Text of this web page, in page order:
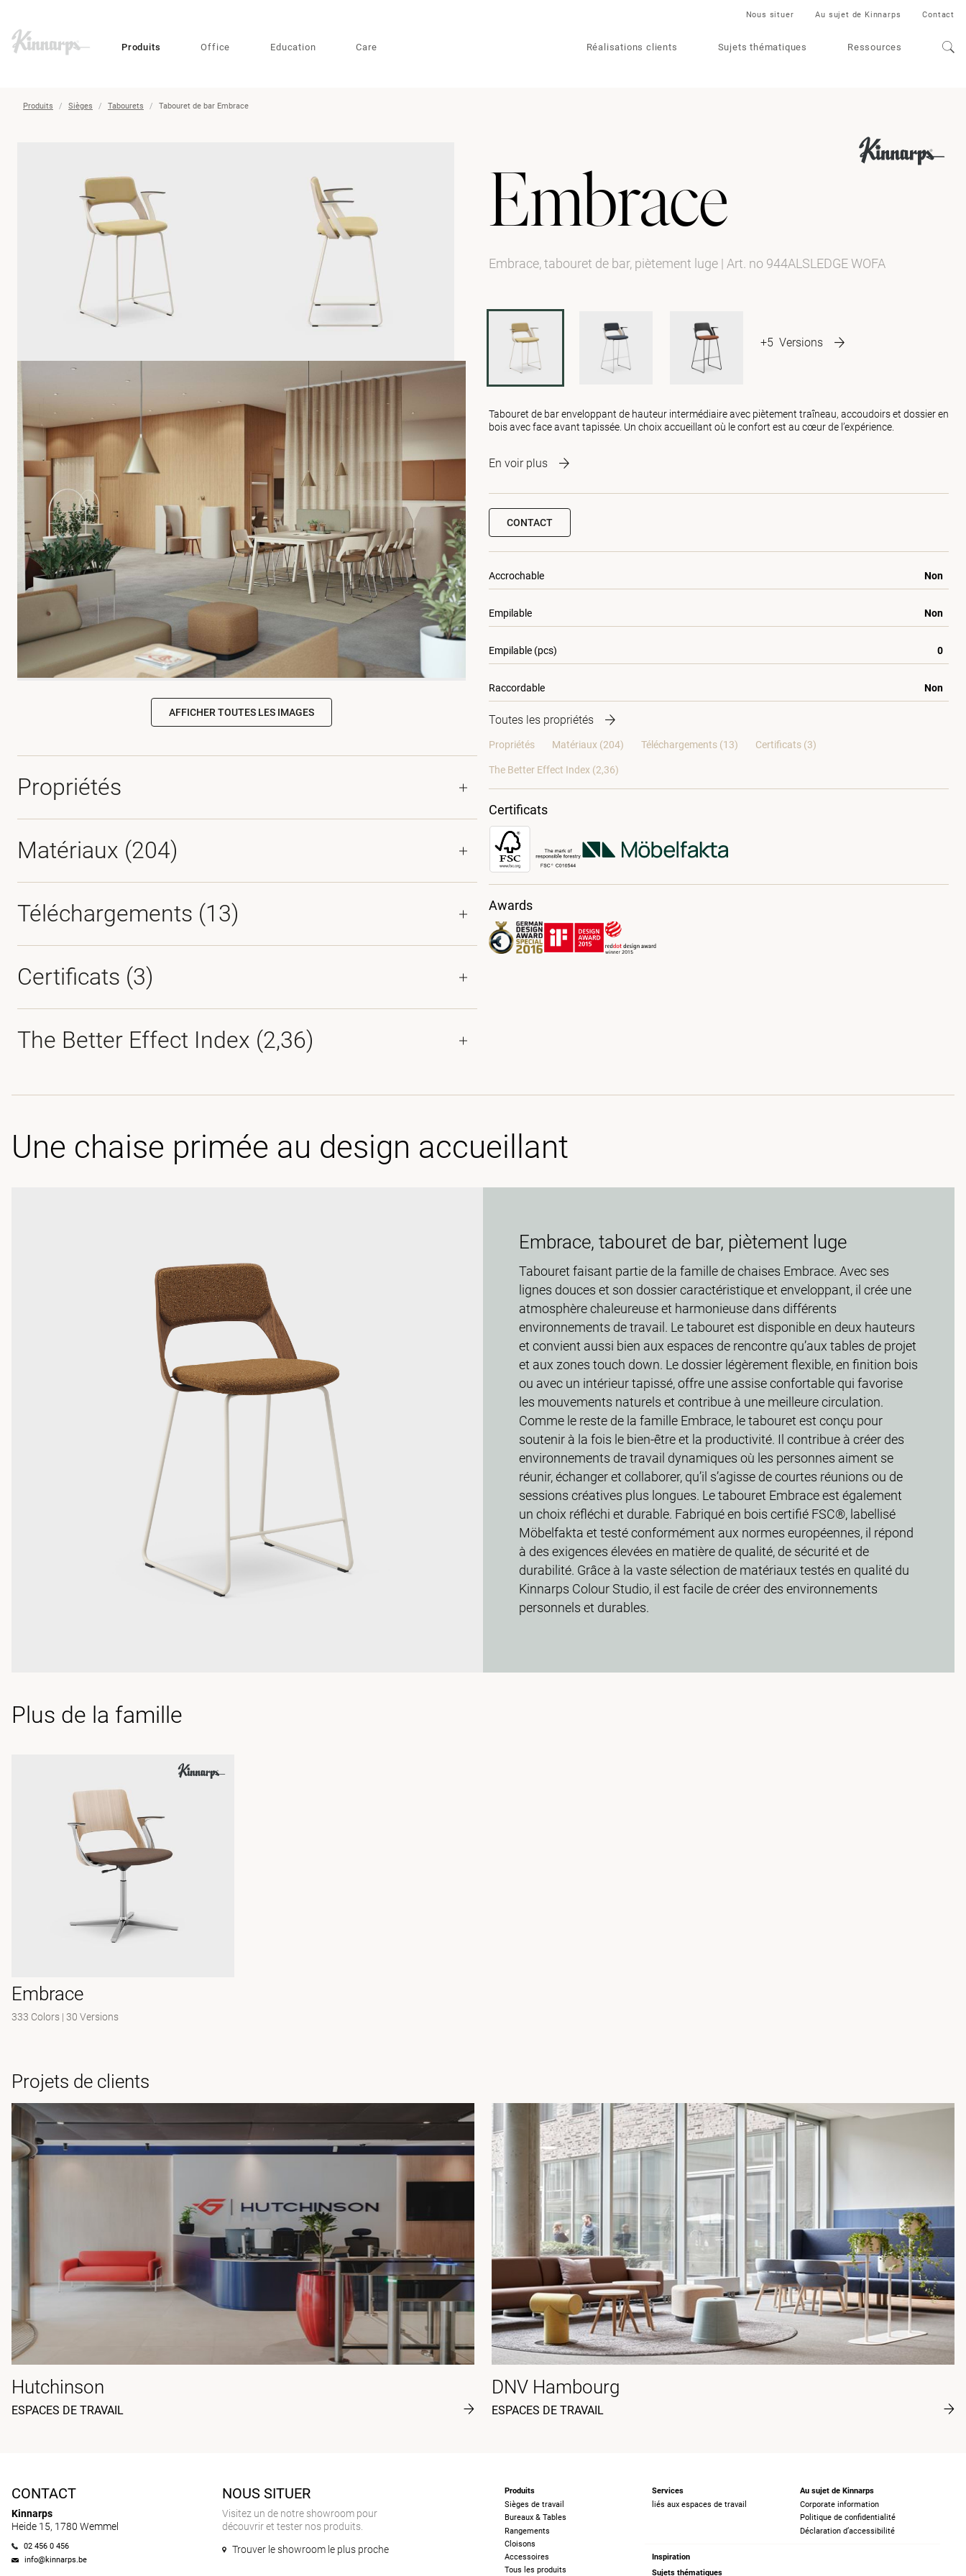
??
Produits Office Education Care Réalisations clients Sujets thématiques Ressources
Nous situer Au sujet de Kinnarps Contact
Produits Sièges Tabourets Tabouret de bar Embrace
Embrace
+5 Versions
Embrace, tabouret de bar, piètement luge | Art. no 944ALSLEDGE WOFA
Tabouret de bar enveloppant de hauteur intermédiaire avec piètement traîneau, accoudoirs et dossier en
bois avec face avant tapissée. Un choix accueillant où le confort est au cœur de l’expérience.
En voir plus
CONTACT
Accrochable Non
Empilable Non
Empilable (pcs) 0
Raccordable Non
Toutes les propriétés
Propriétés Matériaux (204) Téléchargements (13) Certificats (3)
The Better Effect Index (2,36)
Certificats
Awards
AFFICHER TOUTES LES IMAGES
Propriétés
Matériaux (204)
Téléchargements (13)
Certificats (3)
The Better Effect Index (2,36)
Une chaise primée au design accueillant
Embrace, tabouret de bar, piètement luge
Tabouret faisant partie de la famille de chaises Embrace. Avec ses
lignes douces et son dossier caractéristique et enveloppant, il crée une
atmosphère chaleureuse et harmonieuse dans différents
environnements de travail. Le tabouret est disponible en deux hauteurs
et convient aussi bien aux espaces de rencontre qu’aux tables de projet
et aux zones touch down. Le dossier légèrement flexible, en finition bois
ou avec un intérieur tapissé, offre une assise confortable qui favorise
les mouvements naturels et contribue à une meilleure circulation.
Comme le reste de la famille Embrace, le tabouret est conçu pour
soutenir à la fois le bien-être et la productivité. Il contribue à créer des
environnements de travail dynamiques où les personnes aiment se
réunir, échanger et collaborer, qu’il s’agisse de courtes réunions ou de
sessions créatives plus longues. Le tabouret Embrace est également
un choix réfléchi et durable. Fabriqué en bois certifié FSC®, labellisé
Möbelfakta et testé conformément aux normes européennes, il répond
à des exigences élevées en matière de qualité, de sécurité et de
durabilité. Grâce à la vaste sélection de matériaux testés en qualité du
Kinnarps Colour Studio, il est facile de créer des environnements
personnels et durables.
Plus de la famille
Embrace
333 Colors | 30 Versions
Projets de clients
Hutchinson
ESPACES DE TRAVAIL
DNV Hambourg
ESPACES DE TRAVAIL
CONTACT
Kinnarps
Heide 15, 1780 Wemmel
02 456 0 456
info@kinnarps.be
NOUS SITUER
Visitez un de notre showroom pour
découvrir et tester nos produits.
Trouver le showroom le plus proche
Produits
Sièges de travail
Bureaux & Tables
Rangements
Cloisons
Accessoires
Tous les produits
Services
liés aux espaces de travail
Au sujet de Kinnarps
Corporate information
Politique de confidentialité
Déclaration d’accessibilité
Inspiration
Sujets thématiques